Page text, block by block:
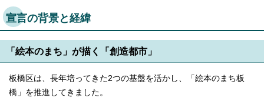
宣言の背景と経緯
「絵本のまち」が描く「創造都市」
板橋区は、長年培ってきた2つの基盤を活かし、「絵本のまち板
橋」を推進してきました。